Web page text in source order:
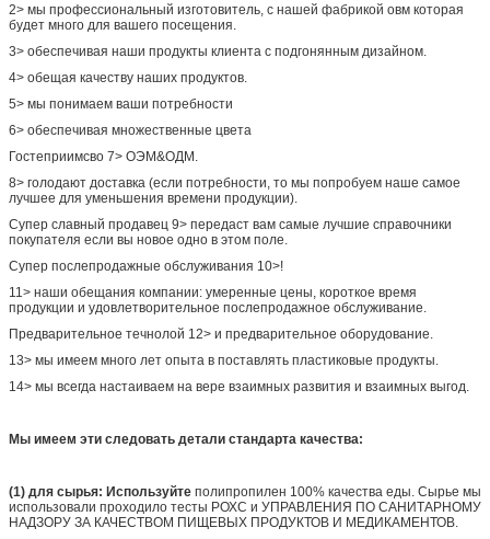
2> мы профессиональный изготовитель, с нашей фабрикой овм которая
будет много для вашего посещения.
3> обеспечивая наши продукты клиента с подгонянным дизайном.
4> обещая качеству наших продуктов.
5> мы понимаем ваши потребности
6> обеспечивая множественные цвета
Гостеприимсво 7> ОЭМ&ОДМ.
8> голодают доставка (если потребности, то мы попробуем наше самое
лучшее для уменьшения времени продукции).
Супер славный продавец 9> передаст вам самые лучшие справочники
покупателя если вы новое одно в этом поле.
Супер послепродажные обслуживания 10>!
11> наши обещания компании: умеренные цены, короткое время
продукции и удовлетворительное послепродажное обслуживание.
Предварительное течнолой 12> и предварительное оборудование.
13> мы имеем много лет опыта в поставлять пластиковые продукты.
14> мы всегда настаиваем на вере взаимных развития и взаимных выгод.
Мы имеем эти следовать детали стандарта качества:
(1) для сырья: Используйте полипропилен 100% качества еды. Сырье мы
использовали проходило тесты РОХС и УПРАВЛЕНИЯ ПО САНИТАРНОМУ
НАДЗОРУ ЗА КАЧЕСТВОМ ПИЩЕВЫХ ПРОДУКТОВ И МЕДИКАМЕНТОВ.